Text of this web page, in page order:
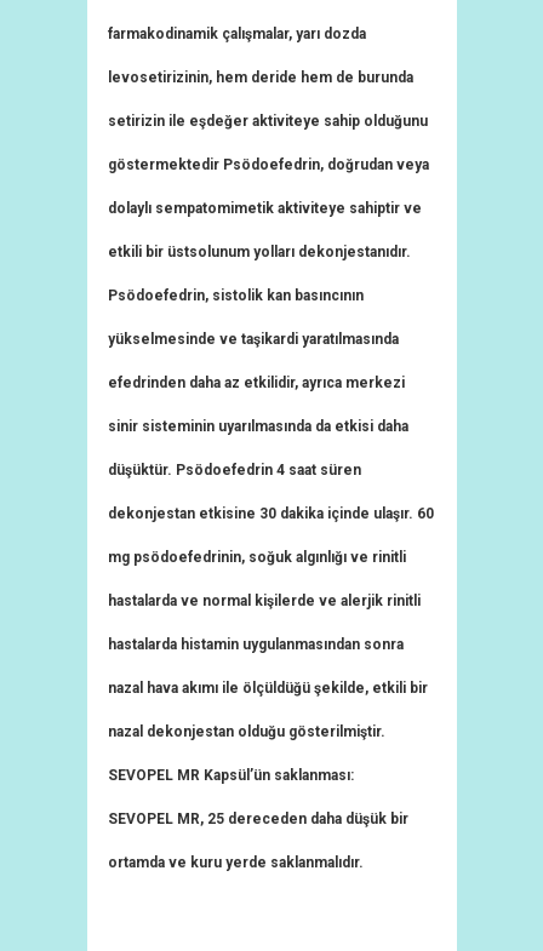
farmakodinamik çalışmalar, yarı dozda
levosetirizinin, hem deride hem de burunda
setirizin ile eşdeğer aktiviteye sahip olduğunu
göstermektedir Psödoefedrin, doğrudan veya
dolaylı sempatomimetik aktiviteye sahiptir ve
etkili bir üstsolunum yolları dekonjestanıdır.
Psödoefedrin, sistolik kan basıncının
yükselmesinde ve taşikardi yaratılmasında
efedrinden daha az etkilidir, ayrıca merkezi
sinir sisteminin uyarılmasında da etkisi daha
düşüktür. Psödoefedrin 4 saat süren
dekonjestan etkisine 30 dakika içinde ulaşır. 60
mg psödoefedrinin, soğuk algınlığı ve rinitli
hastalarda ve normal kişilerde ve alerjik rinitli
hastalarda histamin uygulanmasından sonra
nazal hava akımı ile ölçüldüğü şekilde, etkili bir
nazal dekonjestan olduğu gösterilmiştir.
SEVOPEL MR Kapsül’ün saklanması:
SEVOPEL MR, 25 dereceden daha düşük bir
ortamda ve kuru yerde saklanmalıdır.